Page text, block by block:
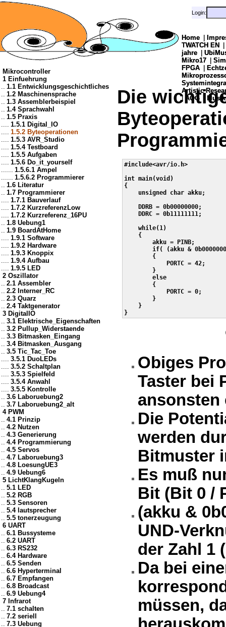
Home
TWATCH EN
jahre
Mikro17
FPGA
Artistic
| AOG Musik
Login:
Mikrocontroller
1 Einfuehrung
.. 1.1 Entwicklungsgeschichtliches
.. 1.2 Maschinensprache
.. 1.3 Assemblerbeispiel
.. 1.4 Sprachwahl
.. 1.5 Praxis
.... 1.5.1 Digital_IO
.... 1.5.2 Byteoperationen
.... 1.5.3 AVR_Studio
.... 1.5.4 Testboard
.... 1.5.5 Aufgaben
.... 1.5.6 Do_it_yourself
...... 1.5.6.1 Ampel
...... 1.5.6.2 Programmierer
.. 1.6 Literatur
.. 1.7 Programmierer
.... 1.7.1 Bauverlauf
.... 1.7.2 KurzreferenzLow
.... 1.7.2 Kurzreferenz_16PU
.. 1.8 Uebung1
.. 1.9 BoardAtHome
.... 1.9.1 Software
.... 1.9.2 Hardware
.... 1.9.3 Knoppix
.... 1.9.4 Aufbau
.... 1.9.5 LED
2 Oszillator
.. 2.1 Assembler
.. 2.2 Interner_RC
.. 2.3 Quarz
.. 2.4 Taktgenerator
3 DigitalIO
.. 3.1 Elektrische_Eigenschaften
.. 3.2 Pullup_Widerstaende
.. 3.3 Bitmasken_Eingang
.. 3.4 Bitmasken_Ausgang
.. 3.5 Tic_Tac_Toe
.... 3.5.1 DuoLEDs
.... 3.5.2 Schaltplan
.... 3.5.3 Spielfeld
.... 3.5.4 Anwahl
.... 3.5.5 Kontrolle
.. 3.6 Laboruebung2
.. 3.7 Laboruebung2_alt
4 PWM
.. 4.1 Prinzip
.. 4.2 Nutzen
.. 4.3 Generierung
.. 4.4 Programmierung
.. 4.5 Servos
.. 4.7 Laboruebung3
.. 4.8 LoesungUE3
.. 4.9 Uebung6
5 LichtKlangKugeln
.. 5.1 LED
.. 5.2 RGB
.. 5.3 Sensoren
.. 5.4 lautsprecher
.. 5.5 tonerzeugung
6 UART
.. 6.1 Bussysteme
.. 6.2 UART
.. 6.3 RS232
.. 6.4 Hardware
.. 6.5 Senden
.. 6.6 Hyperterminal
.. 6.7 Empfangen
.. 6.8 Broadcast
.. 6.9 Uebung4
7 Infrarot
.. 7.1 schalten
.. 7.2 seriell
.. 7.3 Uebung
Home
TWATCH EN
jahre
Mikro17
FPGA
Artistic
| AOG Musik
Login:
Die
#include<avr/io.h>
int main(void)
{
    unsigned char akku;
    DDRB = 0b00000000;
    DDRC = 0b11111111;
    while(1)
    {
        akku = PINB;
if( (akku &
        {
            PORTC = 42;
        }
        else
        {
            PORTC = 0;
        }
    }
}
Obiges
Taster bei
ansonsten
Die
werden
Bitmuster
Es muß
Bit (Bit 0 /
(akku &
UND-
der Zahl 1
Da bei
müssen,